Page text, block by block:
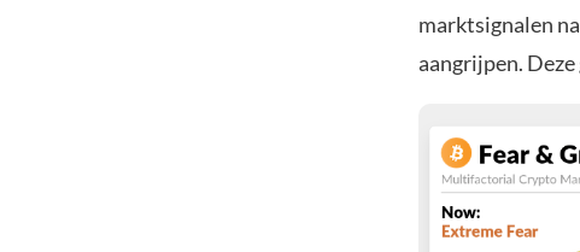
marktsignalen
aangrijpen.